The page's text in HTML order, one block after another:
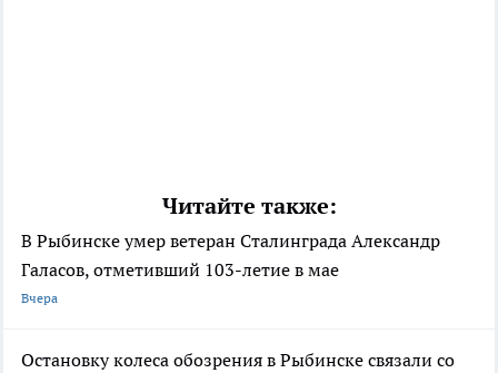
Читайте также:
В Рыбинске умер ветеран Сталинграда Александр
Галасов, отметивший 103-летие в мае
Вчера
Остановку колеса обозрения в Рыбинске связали со